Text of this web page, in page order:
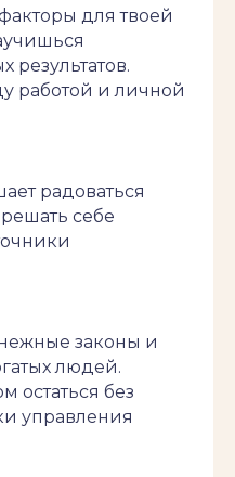
для твоей
результатов.
работой и личной
радоваться
себе
законы и
людей.
остаться без
управления